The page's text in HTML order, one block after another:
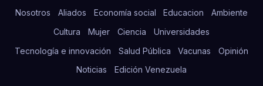
Nosotros Aliados Economía social Educacion
Ambiente
Cultura
Mujer Ciencia
Universidades
Tecnología e innovación
Salud Pública Vacunas
Opinión
Noticias
Edición Venezuela